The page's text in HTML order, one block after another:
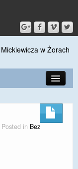
Posted in Bez